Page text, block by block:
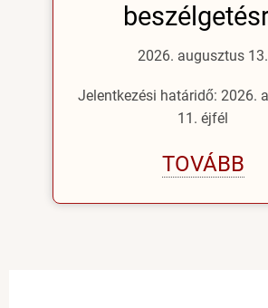
2026. augusztus 13.
Jelentkezési határidő: 2026.
11. éjfél
TOVÁBB